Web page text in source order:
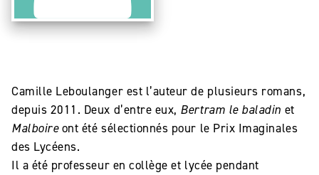
Camille Leboulanger est l’auteur de plusieurs romans,
depuis 2011. Deux d’entre eux, Bertram le baladin et
Malboireont été sélectionnés pour le Prix Imaginales
des Lycéens.
Il a été professeur en collège et lycée pendant